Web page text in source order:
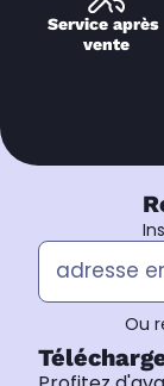
Service après
vente
Ou